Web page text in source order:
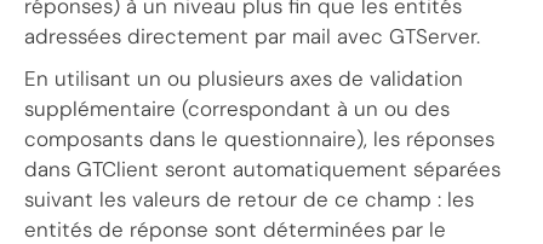
réponses) à un niveau plus fin que les entités
adressées directement par mail avec GTServer.
En utilisant un ou plusieurs axes de validation
supplémentaire (correspondant à un ou des
composants dans le questionnaire), les réponses
dans GTClient seront automatiquement séparées
suivant les valeurs de retour de ce champ : les
entités de réponse sont déterminées par le